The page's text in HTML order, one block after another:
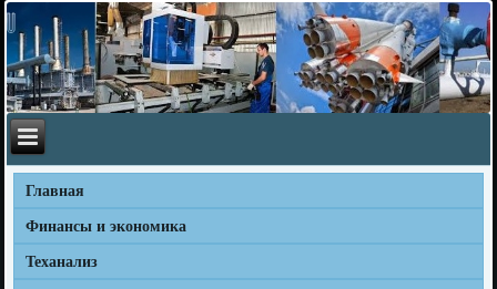
Главная
Финансы и экономика
Теханализ